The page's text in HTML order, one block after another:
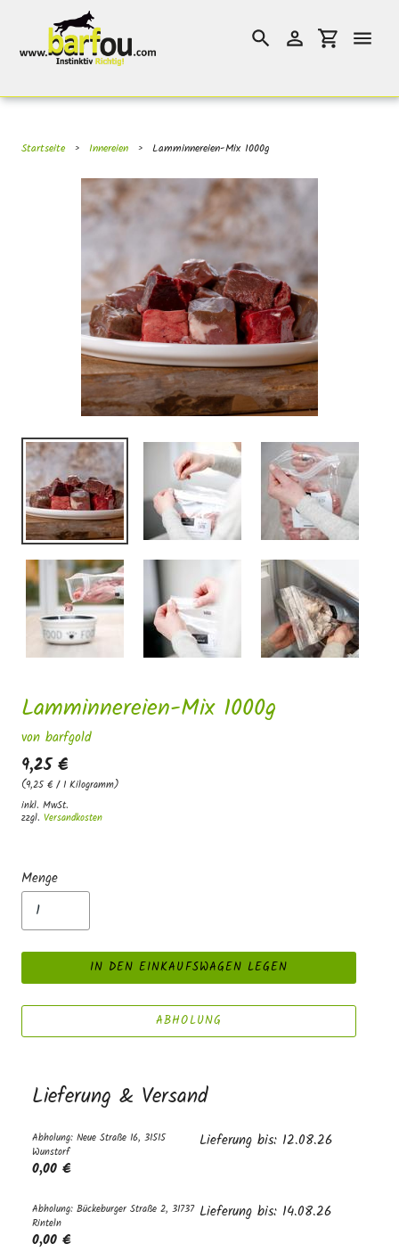
Inhalt
SuchenEinloggen
Startseite › Innereien › Lamminnereien-Mix 1000g
Lamminnereien-Mix 1000g
von barfgold
9,25 €
(9,25 € / 1 Kilogramm)
inkl. MwSt.
zzgl. Versandkosten
Menge
IN DEN EINKAUFSWAGEN LEGEN
ABHOLUNG
Lieferung & Versand
Abholung: Neue Straße 16, 31515
Wunstorf
0,00 €
Lieferung bis: 12.08.26
Abholung: Bückeburger Straße 2, 31737
Rinteln
0,00 €
Lieferung bis: 14.08.26